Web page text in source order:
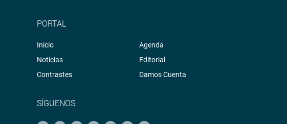
PORTAL
Inicio
Noticias
Contrastes
Agenda
Editorial
Damos Cuenta
SÍGUENOS